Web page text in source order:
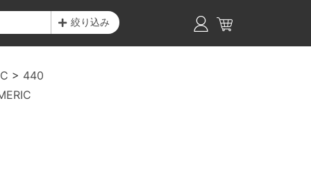
絞り込み
440